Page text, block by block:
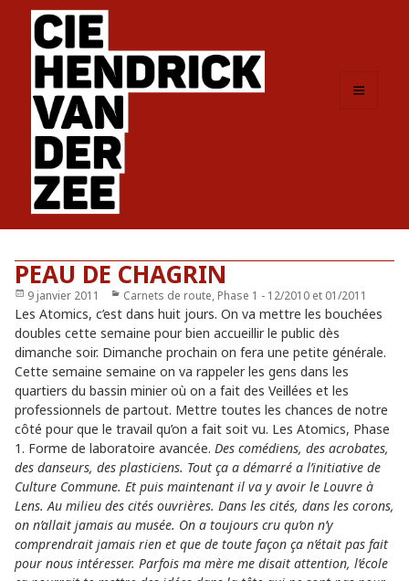
PEAU DE CHAGRIN
Publié
le
9 janvier 2011 Catégories
Carnets de route, Phase 1 - 12/2010 et 01/2011
Les Atomics, c’est dans huit jours. On va mettre les bouchées
doubles cette semaine pour bien accueillir le public dès
dimanche soir. Dimanche prochain on fera une petite générale.
Cette semaine semaine on va rappeler les gens dans les
quartiers du bassin minier où on a fait des Veillées et les
professionnels de partout. Mettre toutes les chances de notre
côté pour que le travail qu’on a fait soit vu. Les Atomics, Phase
1. Forme de laboratoire avancée. Des comédiens, des acrobates,
des danseurs, des plasticiens. Tout ça a démarré a l’initiative de
Culture Commune. Et puis maintenant il va y avoir le Louvre à
Lens. Au milieu des cités ouvrières. Dans les cités, dans les corons,
on n’allait jamais au musée. On a toujours cru qu’on n’y
comprendrait jamais rien et que de toute façon ça n’était pas fait
pour nous intéresser. Parfois ma mère me disait attention, l’école